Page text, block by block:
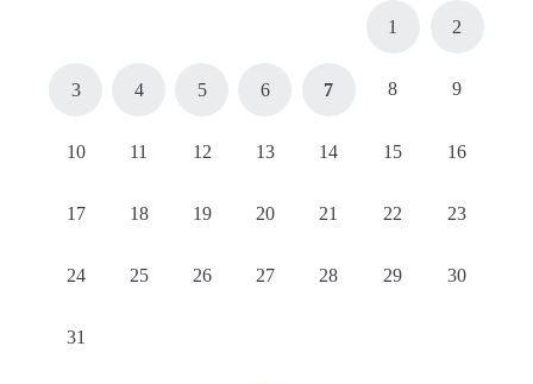
1 2
3 4 5 6 7 8 9
10 11 12 13 14 15 16
17 18 19 20 21 22 23
24 25 26 27 28 29 30
31